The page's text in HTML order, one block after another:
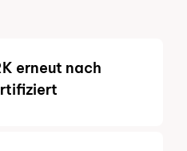
erneut nach